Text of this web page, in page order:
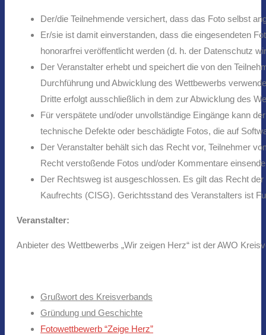
Der/die Teilnehmende versichert, dass das Foto selbst
Er/sie ist damit einverstanden, dass die eingesendeten
honorarfrei veröffentlicht werden (d. h. der Datenschutz
Der Veranstalter erhebt und speichert die von den
Durchführung und Abwicklung des Wettbewerbs
Dritte erfolgt ausschließlich in dem zur Abwicklung des
Für verspätete und/oder unvollständige Eingänge kann
technische Defekte oder beschädigte Fotos, die auf
Der Veranstalter behält sich das Recht vor, Teilnehmer
Recht verstoßende Fotos und/oder Kommentare
Der Rechtsweg ist ausgeschlossen. Es gilt das Recht
Kaufrechts (CISG). Gerichtsstand des Veranstalters ist
Veranstalter:
Anbieter des Wettbewerbs „Wir zeigen Herz“ ist der AWO
Grußwort des Kreisverbands
Gründung und Geschichte
Fotowettbewerb “Zeige Herz”